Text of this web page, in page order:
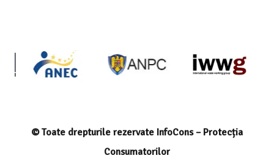
© Toate drepturile rezervate InfoCons – Protecția
Consumatorilor